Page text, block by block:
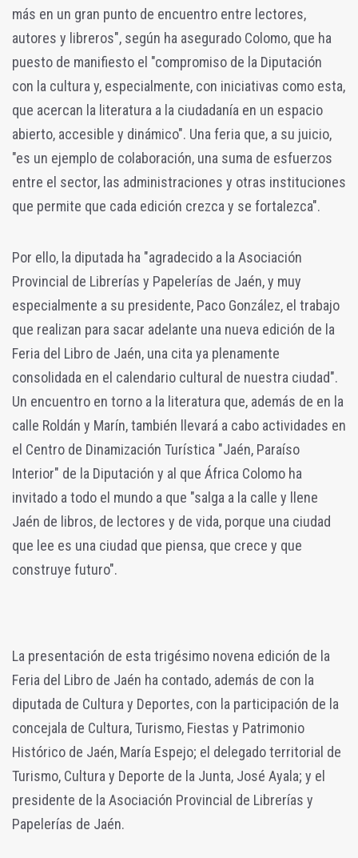
más en un gran punto de encuentro entre lectores,
autores y libreros", según ha asegurado Colomo, que ha
puesto de manifiesto el "compromiso de la Diputación
con la cultura y, especialmente, con iniciativas como esta,
que acercan la literatura a la ciudadanía en un espacio
abierto, accesible y dinámico". Una feria que, a su juicio,
"es un ejemplo de colaboración, una suma de esfuerzos
entre el sector, las administraciones y otras instituciones
que permite que cada edición crezca y se fortalezca".
Por ello, la diputada ha "agradecido a la Asociación
Provincial de Librerías y Papelerías de Jaén, y muy
especialmente a su presidente, Paco González, el trabajo
que realizan para sacar adelante una nueva edición de la
Feria del Libro de Jaén, una cita ya plenamente
consolidada en el calendario cultural de nuestra ciudad".
Un encuentro en torno a la literatura que, además de en la
calle Roldán y Marín, también llevará a cabo actividades en
el Centro de Dinamización Turística "Jaén, Paraíso
Interior" de la Diputación y al que África Colomo ha
invitado a todo el mundo a que "salga a la calle y llene
Jaén de libros, de lectores y de vida, porque una ciudad
que lee es una ciudad que piensa, que crece y que
construye futuro".
La presentación de esta trigésimo novena edición de la
Feria del Libro de Jaén ha contado, además de con la
diputada de Cultura y Deportes, con la participación de la
concejala de Cultura, Turismo, Fiestas y Patrimonio
Histórico de Jaén, María Espejo; el delegado territorial de
Turismo, Cultura y Deporte de la Junta, José Ayala; y el
presidente de la Asociación Provincial de Librerías y
Papelerías de Jaén.